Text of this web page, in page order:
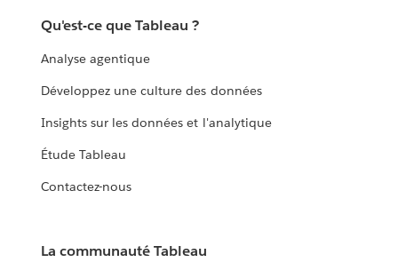
Qu'est-ce que Tableau ?
Analyse agentique
Développez une culture des données
Insights sur les données et l'analytique
Étude Tableau
Contactez-nous
La communauté Tableau